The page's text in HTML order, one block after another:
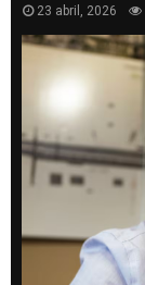
23 abril, 2026